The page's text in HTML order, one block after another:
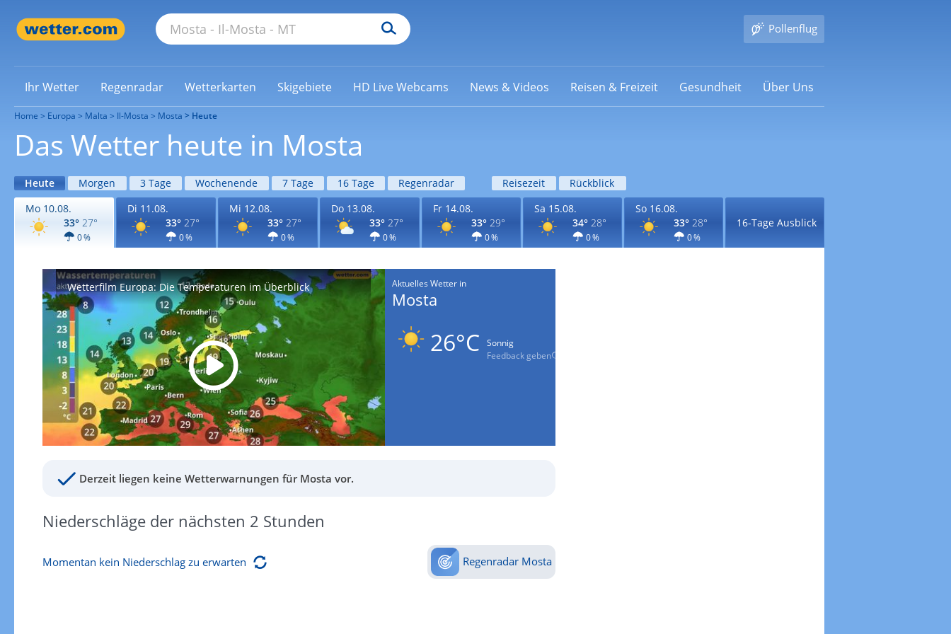
Pollenflug
Ihr Wetter Regenradar Wetterkarten Skigebiete HD Live Webcams News & Videos Reisen & Freizeit Gesundheit Über Uns
Home Europa Malta Il-Mosta Mosta Heute
Das Wetter heute in Mosta
Heute Morgen 3 Tage Wochenende 7 Tage 16 Tage Regenradar Reisezeit
Rückblick
Mo 10.08.
33° 27°
0 %
Di 11.08.
33° 27°
0 %
Mi 12.08.
33° 27°
0 %
Do 13.08.
33° 27°
0 %
Fr 14.08.
33° 29°
0 %
Sa 15.08.
34° 28°
0 %
So 16.08.
33° 28°
0 %
16-Tage Ausblick
Wetterfilm Europa: Die Temperaturen im Überblick Aktuelles Wetter in
Mosta
26°C
Sonnig
Feedback geben
Derzeit liegen keine Wetterwarnungen für Mosta vor.
Niederschläge der nächsten 2 Stunden
Momentan kein Niederschlag zu erwarten Regenradar Mosta